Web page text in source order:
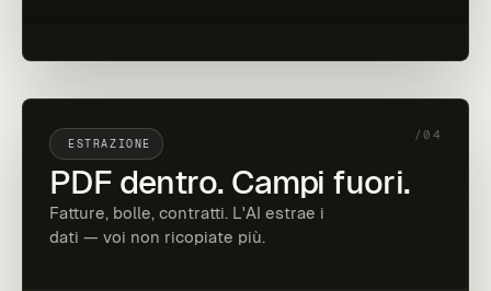
/04
ESTRAZIONE
PDF dentro. Campi fuori.
Fatture, bolle, contratti. L'AI estrae i
dati — voi non ricopiate più.